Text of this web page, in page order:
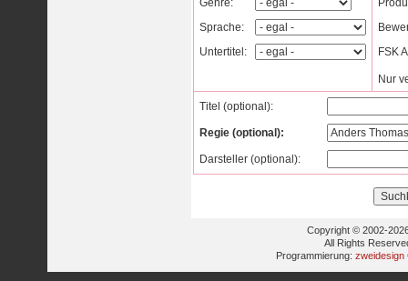
Genre:
Sprache:
Untertitel:
FSK
Nur
Titel (optional):
Regie (optional):
Darsteller (optional):
Copyright © 2002-
All Rights
Programmierung: zweidesign